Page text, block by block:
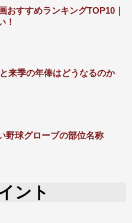
おすすめランキングTOP10｜
！
来季の年俸はどうなるのか
野球グローブの部位名称
ント